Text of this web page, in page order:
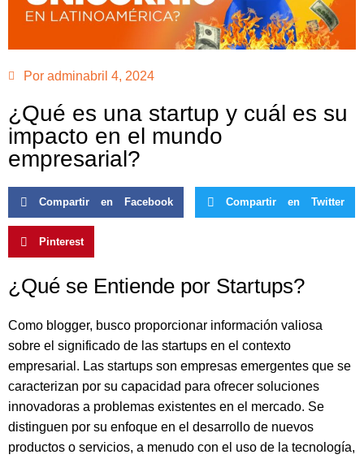
Por adminabril 4, 2024
¿Qué es una startup y cuál es su
impacto en el mundo
empresarial?
Compartir en Facebook Compartir en Twitter
Pinterest
¿Qué se Entiende por Startups?
Como blogger, busco proporcionar información valiosa
sobre el significado de las startups en el contexto
empresarial. Las startups son empresas emergentes que se
caracterizan por su capacidad para ofrecer soluciones
innovadoras a problemas existentes en el mercado. Se
distinguen por su enfoque en el desarrollo de nuevos
productos o servicios, a menudo con el uso de la tecnología,